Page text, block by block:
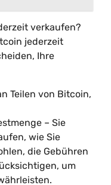
verkaufen?
jederzeit
Ihre
Teilen von Bitcoin,
– Sie
wie Sie
die Gebühren
um